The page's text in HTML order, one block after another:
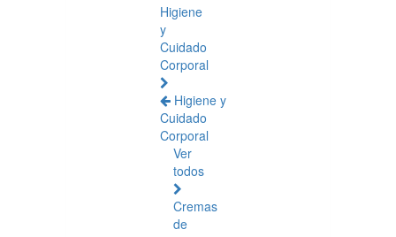
Higiene
y
Cuidado
Corporal
Higiene y
Cuidado
Corporal
Ver
todos
Cremas
de